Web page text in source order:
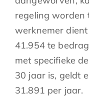
regeling worden
werknemer
41.954 te
met specifieke
30 jaar is, geldt
31.891 per jaar.